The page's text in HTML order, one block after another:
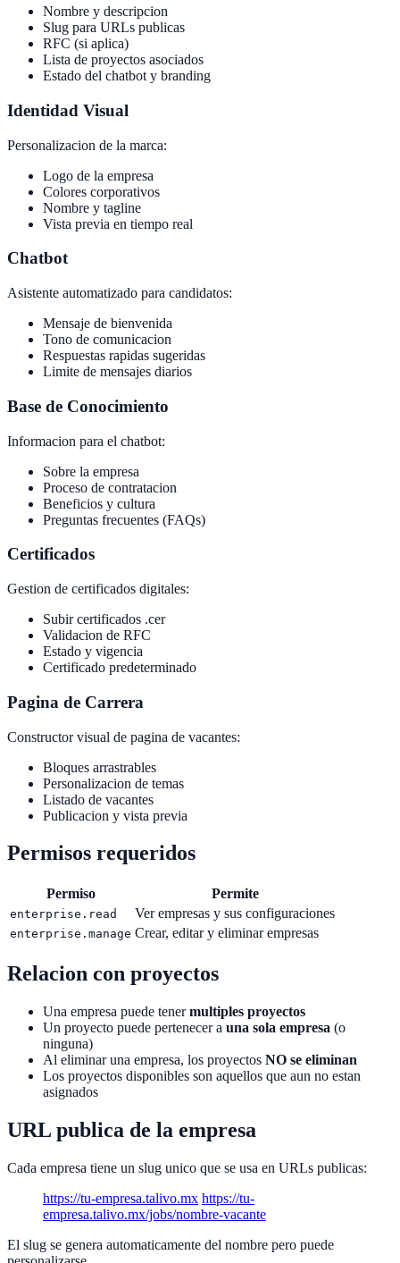
Nombre y descripcion
Slug para URLs publicas
RFC (si aplica)
Lista de proyectos asociados
Estado del chatbot y branding
Identidad Visual
Personalizacion de la marca:
Logo de la empresa
Colores corporativos
Nombre y tagline
Vista previa en tiempo real
Chatbot
Asistente automatizado para candidatos:
Mensaje de bienvenida
Tono de comunicacion
Respuestas rapidas sugeridas
Limite de mensajes diarios
Base de Conocimiento
Informacion para el chatbot:
Sobre la empresa
Proceso de contratacion
Beneficios y cultura
Preguntas frecuentes (FAQs)
Certificados
Gestion de certificados digitales:
Subir certificados .cer
Validacion de RFC
Estado y vigencia
Certificado predeterminado
Pagina de Carrera
Constructor visual de pagina de vacantes:
Bloques arrastrables
Personalizacion de temas
Listado de vacantes
Publicacion y vista previa
Permisos requeridos
Permiso Permite
enterprise.read Ver empresas y sus configuraciones
enterprise.manage Crear, editar y eliminar empresas
Relacion con proyectos
Una empresa puede tenermultiples proyectos
Un proyecto puede pertenecer a una sola empresa (o
ninguna)
Al eliminar una empresa, los proyectos NO se eliminan
Los proyectos disponibles son aquellos que aun no estan
asignados
URL publica de la empresa
Cada empresa tiene un slug unico que se usa en URLs publicas:
https://tu-empresa.talivo.mx https://tu-
empresa.talivo.mx/jobs/nombre-vacante
El slug se genera automaticamente del nombre pero puede